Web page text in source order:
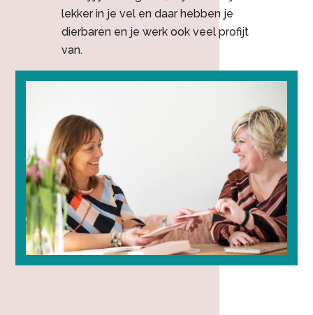
lekker in je vel en daar hebben je
dierbaren en je werk ook veel profijt
van.